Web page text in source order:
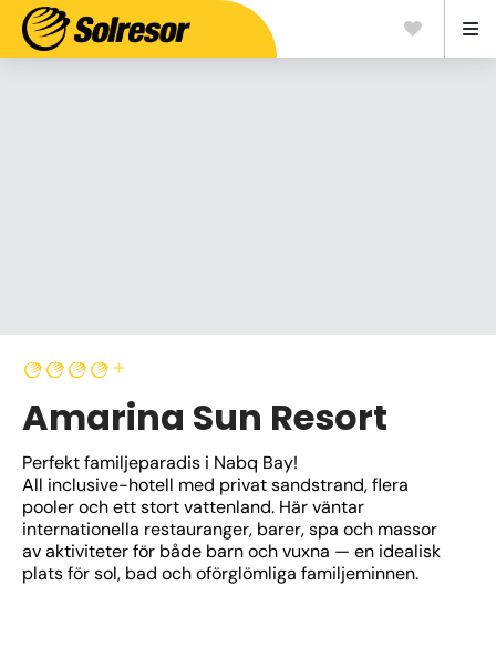
Amarina Sun Resort
Perfekt familjeparadis i Nabq Bay!
All inclusive-hotell med privat sandstrand, flera
pooler och ett stort vattenland. Här väntar
internationella restauranger, barer, spa och massor
av aktiviteter för både barn och vuxna — en idealisk
plats för sol, bad och oförglömliga familjeminnen.